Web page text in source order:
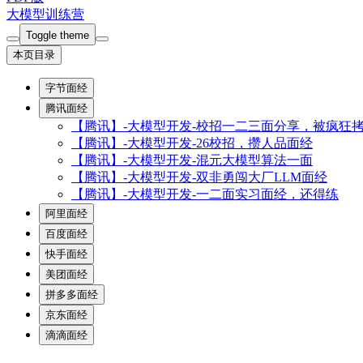
大模型训练营
Toggle theme
本页目录
字节面经
腾讯面经
【腾讯】-大模型开发-校招一二三面分享，被疯狂
【腾讯】-大模型开发-26校招，攒人品面经
【腾讯】-大模型开发-混元大模型算法一面
【腾讯】-大模型开发-双非勇闯大厂LLM面经
【腾讯】-大模型开发-一二面实习面经，还得练
阿里面经
百度面经
快手面经
美团面经
拼多多面经
京东面经
滴滴面经